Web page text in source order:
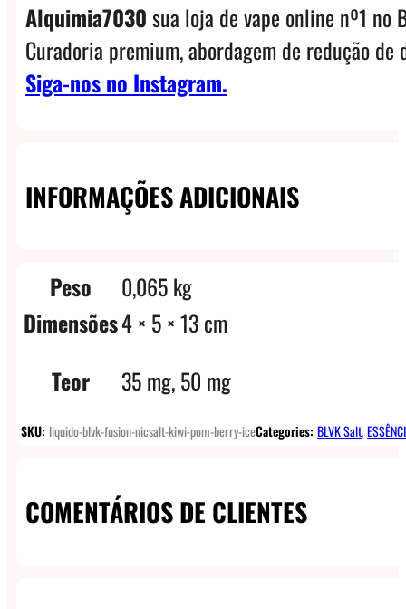
Alquimia7030sua loja de vape online nº1 no
Curadoria premium, abordagem de redução
Siga-nos no Instagram.
INFORMAÇÕES ADICIONAIS
Peso
0,065 kg
Dimensões4 × 5 × 13 cm
Teor
35 mg, 50 mg
SKU: liquido-blvk-fusion-nicsalt-kiwi-pom-berry-iceCategories: BLVK Salt,
COMENTÁRIOS DE CLIENTES